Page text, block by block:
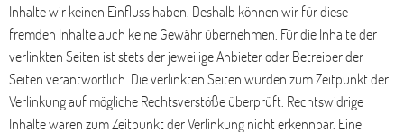
Inhalte wir keinen Einfluss haben. Deshalb können wir für diese
fremden Inhalte auch keine Gewähr übernehmen. Für die Inhalte der
verlinkten Seiten ist stets der jeweilige Anbieter oder Betreiber der
Seiten verantwortlich. Die verlinkten Seiten wurden zum Zeitpunkt der
Verlinkung auf mögliche Rechtsverstöße überprüft. Rechtswidrige
Inhalte waren zum Zeitpunkt der Verlinkung nicht erkennbar. Eine